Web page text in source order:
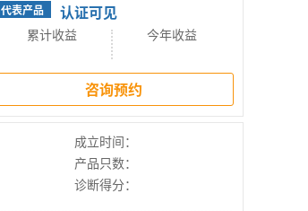
代表产品 认证可见
累计收益 今年收益
咨询预约
成立时间：
产品只数：
诊断得分：